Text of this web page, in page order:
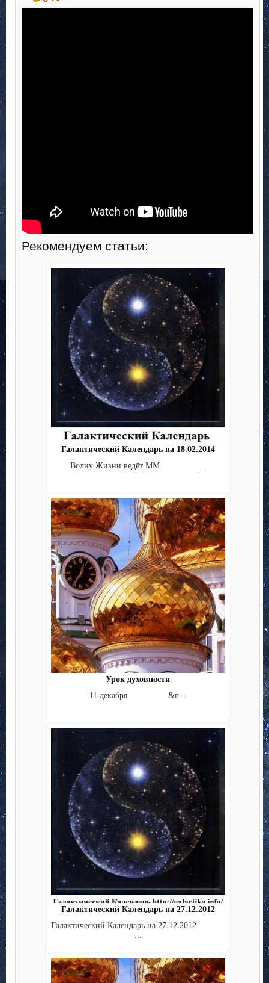
Рекомендуем статьи:
Галактический Календарь на 18.02.2014
Волну Жизни ведёт ММ ...
Урок духовности
11 декабря &n...
Галактический Календарь на 27.12.2012
Галактический Календарь на 27.12.2012